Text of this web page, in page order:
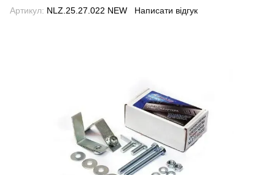
Артикул: NLZ.25.27.022 NEW Написати відгук